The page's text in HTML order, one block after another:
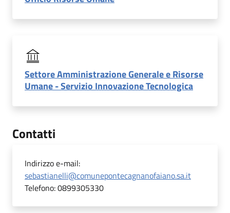
Settore Amministrazione Generale e Risorse
Umane - Servizio Innovazione Tecnologica
Contatti
Indirizzo e-mail:
sebastianelli@comunepontecagnanofaiano.sa.it
Telefono:0899305330